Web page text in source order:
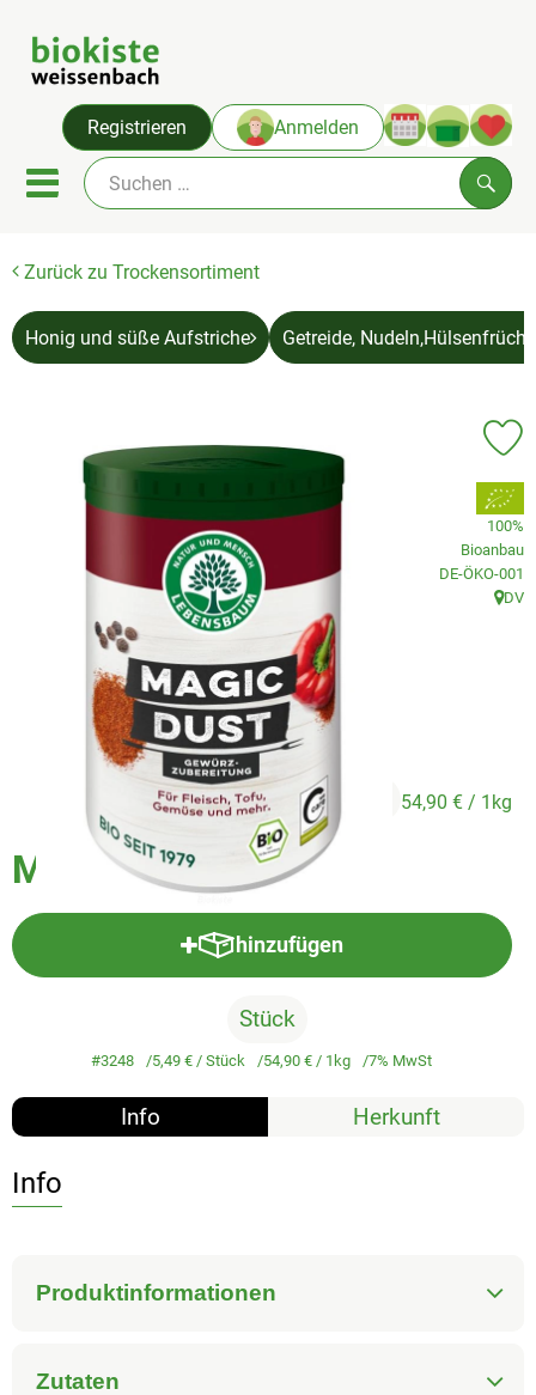
Registrieren Anmelden
Mobiles Menu öffnen oder
Angebote & Neues
Themenwelten
Kühlregal
Veggie & Vegan
Trockensortiment
Getränke
Natur-Drogerie
Großgebinde
Zurück zu Trockensortiment
Honig und süße Aufstriche Getreide,
Magic Dust
5,49 €/ Stück 54,90 € / 1kg
, Verband:
100%
Bioanbau
, Kontrollstelle:
DE-ÖKO-001
,
DV
hinzufügen
Produkt zum Warenkorb
Stück
#3248 5,49 €/ Stück 54,90 €/ 1kg 7% MwSt
Info Herkunft
Info
Produktinformationen
Zutaten